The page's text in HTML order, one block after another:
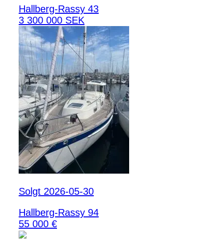
Hallberg-Rassy 43
3 300 000 SEK
Solgt 2026-05-30
Hallberg-Rassy 94
55 000 €